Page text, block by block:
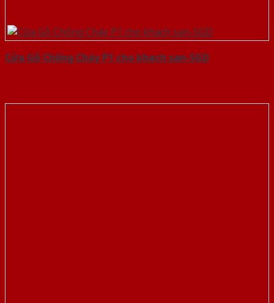
Cửa Gỗ Chống Cháy P1 cho khach san-SGD